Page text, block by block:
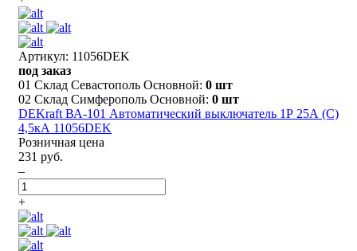
Артикул: 11056DEK
под заказ
01 Склад Севастополь Основной: 0 шт
02 Склад Симферополь Основной: 0 шт
DEKraft ВА-101 Автоматический выключатель 1Р 25А (C)
4,5кА 11056DEK
Розничная цена
231 руб.
–
+